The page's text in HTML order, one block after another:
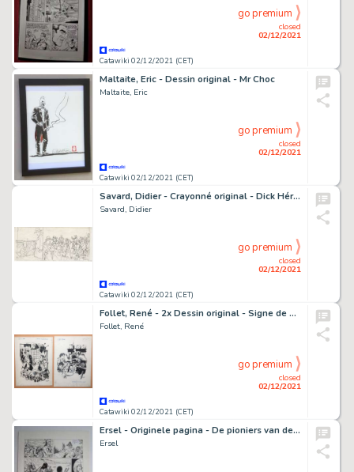
Catawiki 02/12/2021 (CET)
closed
02/12/2021
go premium
Maltaite, Eric - Dessin original - Mr Choc
Maltaite, Eric
Catawiki 02/12/2021 (CET)
closed
02/12/2021
go premium
Savard, Didier - Crayonné original - Dick Hérisson T1 - L'Ombre du Torero - (1984)
Savard, Didier
Catawiki 02/12/2021 (CET)
closed
02/12/2021
go premium
Follet, René - 2x Dessin original - Signe de piste - L'Homme au lacet de soie - (1957)
Follet, René
Catawiki 02/12/2021 (CET)
closed
02/12/2021
go premium
Ersel - Originele pagina - De pioniers van de nieuwe wereld
Ersel